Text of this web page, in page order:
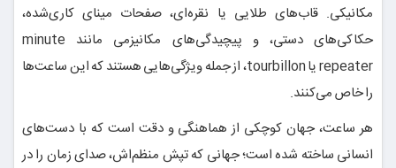
مکانیکی. قاب‌های طلایی یا نقره‌ای، صفحات مینای کاری‌شده،
حکاکی‌های دستی، و پیچیدگی‌های مکانیزمی مانند minute
repeater یا tourbillon، از جمله ویژگی‌هایی هستند که این ساعت‌ها
را خاص می‌کنند.
هر ساعت، جهان کوچکی از هماهنگی و دقت است که با دست‌های
انسانی ساخته شده است؛ جهانی که تپش منظم‌اش، صدای زمان را در